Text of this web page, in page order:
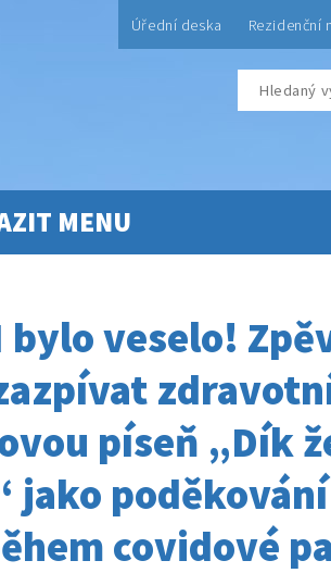
Úřední deska Rezidenční
MENU
bylo veselo!
píseň „Dík
jako
covidové